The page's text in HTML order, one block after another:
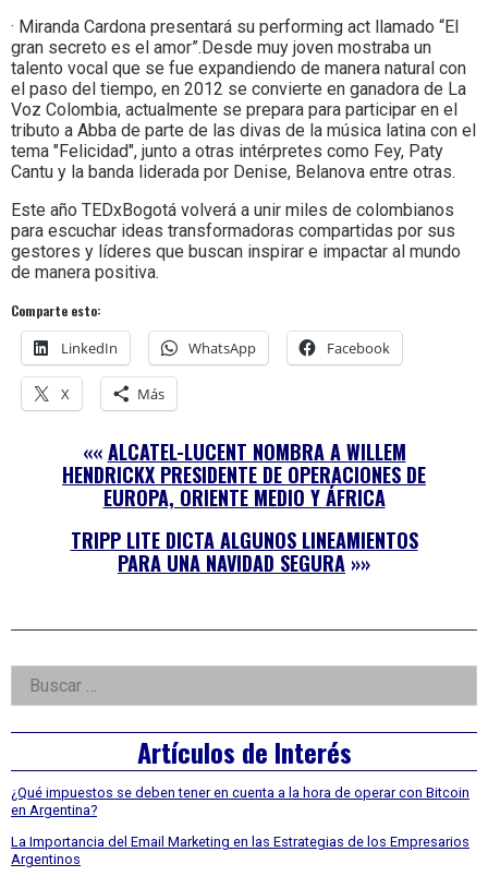
· Miranda Cardona presentará su performing act llamado “El
gran secreto es el amor”.Desde muy joven mostraba un
talento vocal que se fue expandiendo de manera natural con
el paso del tiempo, en 2012 se convierte en ganadora de La
Voz Colombia, actualmente se prepara para participar en el
tributo a Abba de parte de las divas de la música latina con el
tema "Felicidad", junto a otras intérpretes como Fey, Paty
Cantu y la banda liderada por Denise, Belanova entre otras.
Este año TEDxBogotá volverá a unir miles de colombianos
para escuchar ideas transformadoras compartidas por sus
gestores y líderes que buscan inspirar e impactar al mundo
de manera positiva.
Comparte esto:
LinkedIn WhatsApp Facebook
X Más
««ALCATEL-LUCENT NOMBRA A WILLEM
HENDRICKX PRESIDENTE DE OPERACIONES DE
EUROPA, ORIENTE MEDIO Y ÁFRICA
TRIPP LITE DICTA ALGUNOS LINEAMIENTOS
PARA UNA NAVIDAD SEGURA »»
Right
Asides
Buscar:
Artículos de Interés
¿Qué impuestos se deben tener en cuenta a la hora de operar con Bitcoin
en Argentina?
La Importancia del Email Marketing en las Estrategias de los Empresarios
Argentinos